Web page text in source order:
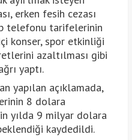
erken fesih cezası
telefonu tarifelerinin
konser, spor etkinliği
azaltılması gibi
yaptı.
yapılan açıklamada,
8 dolara
yılda 9 milyar dolara
kaydedildi.